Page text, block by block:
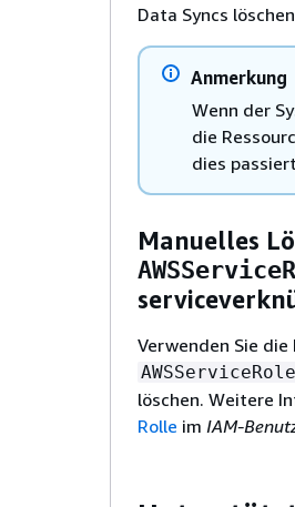
Data Syncs
Anmerkung
Wenn der
die
dies
Manuelles
Verwenden Sie die
löschen. Weitere
Rolle im IAM-